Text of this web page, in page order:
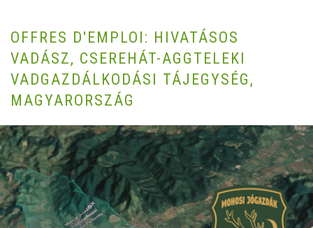
OFFRES D'EMPLOI: HIVATÁSOS
VADÁSZ, CSEREHÁT-AGGTELEKI
VADGAZDÁLKODÁSI TÁJEGYSÉG,
MAGYARORSZÁG